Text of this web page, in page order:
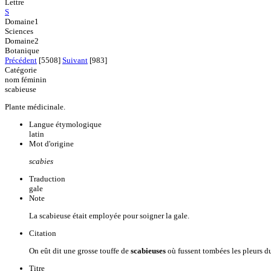
Lettre
S
Domaine1
Sciences
Domaine2
Botanique
Précédent [5508] Suivant [983]
Catégorie
nom féminin
scabieuse
Plante médicinale.
Langue étymologique
latin
Mot d'origine
scabies
Traduction
gale
Note
La scabieuse était employée pour soigner la gale.
Citation
On eût dit une grosse touffe de scabieuses où fussent tombées les pleurs
Titre